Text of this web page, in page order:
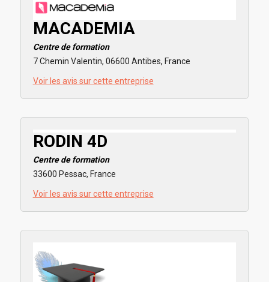
MACADEMIA
Centre de formation
7 Chemin Valentin, 06600 Antibes, France
Voir les avis sur cette entreprise
RODIN 4D
Centre de formation
33600 Pessac, France
Voir les avis sur cette entreprise